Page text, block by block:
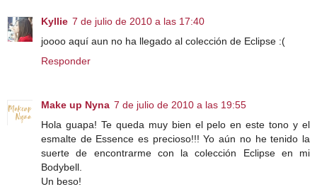
Kyllie 7 de julio de 2010 a las 17:40
joooo aquí aun no ha llegado al colección de Eclipse :(
Responder
Make up Nyna 7 de julio de 2010 a las 19:55
Hola guapa! Te queda muy bien el pelo en este tono y el
esmalte de Essence es precioso!!! Yo aún no he tenido la
suerte de encontrarme con la colección Eclipse en mi
Bodybell.
Un beso!